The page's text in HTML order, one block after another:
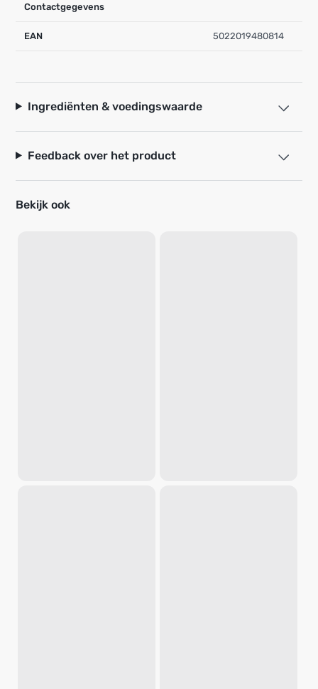
Contactgegevens
EAN 5022019480814
Ingrediënten & voedingswaarde
Feedback over het product
Bekijk ook